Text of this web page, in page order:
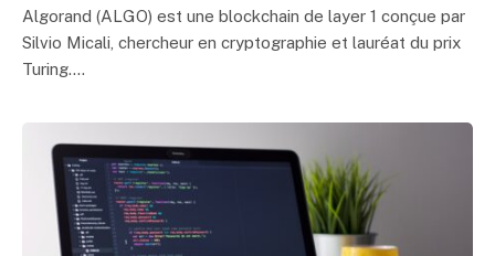
Algorand (ALGO) est une blockchain de layer 1 conçue par
Silvio Micali, chercheur en cryptographie et lauréat du prix
Turing.…